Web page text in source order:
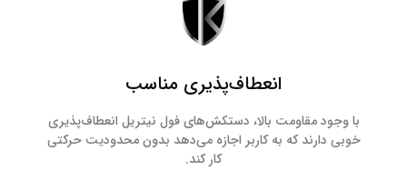
انعطاف‌پذیری مناسب
با وجود مقاومت بالا، دستکش‌های فول نیتریل انعطاف‌پذیری
خوبی دارند که به کاربر اجازه می‌دهد بدون محدودیت حرکتی
کار کند.